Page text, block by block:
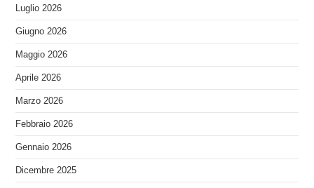
Luglio 2026
Giugno 2026
Maggio 2026
Aprile 2026
Marzo 2026
Febbraio 2026
Gennaio 2026
Dicembre 2025